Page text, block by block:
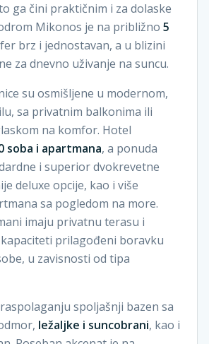
ga čini praktičnim i za dolaske
Mikonos je na približno 5
brz i jednostavan, a u blizini
za dnevno uživanje na suncu.
su osmišljene u modernom,
sa privatnim balkonima ili
na komfor. Hotel
soba i apartmana, a ponuda
i superior dvokrevetne
deluxe opcije, kao i više
sa pogledom na more.
imaju privatnu terasu i
prilagođeni boravku
u zavisnosti od tipa
spoljašnji bazen sa
ležaljke i suncobrani, kao i